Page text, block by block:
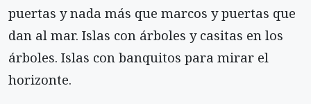
puertas y nada más que marcos y puertas que
dan al mar. Islas con árboles y casitas en los
árboles. Islas con banquitos para mirar el
horizonte.